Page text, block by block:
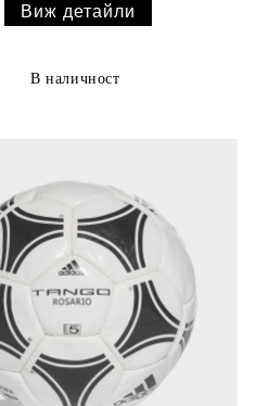
Виж детайли
В наличност